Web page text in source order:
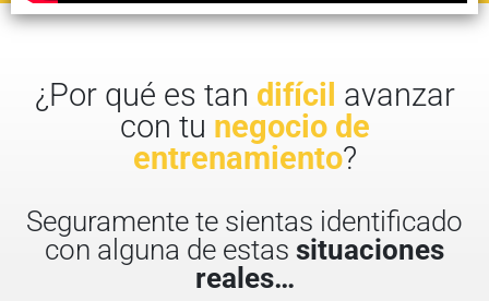
¿Por qué es tan difícil avanzar
con tu negocio de
entrenamiento?
Seguramente te sientas identificado
con alguna de estas situaciones
reales…